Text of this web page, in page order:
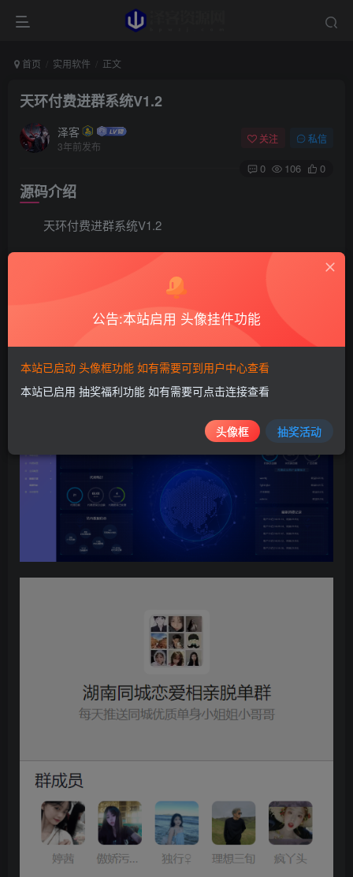
首页 实用软件 正文
天环付费进群系统V1.2
泽客
3年前发布
关注 私信
0 106 0
源码介绍
天环付费进群系统V1.2
新增炫酷大数据面板
修复打开首页后不显示问题等等
公告:本站启用 头像挂件功能
本站已启动 头像框功能 如有需要可到用户中心查看
本站已启用 抽奖福利功能 如有需要可点击连接查看
头像框 抽奖活动